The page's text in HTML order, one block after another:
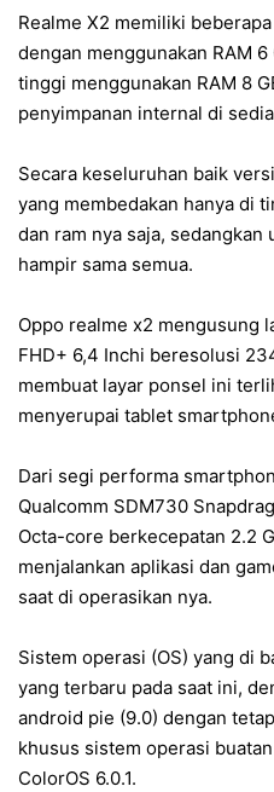
Realme X2 memiliki
dengan menggunakan RAM
tinggi menggunakan RAM 8
penyimpanan internal di
Secara keseluruhan baik
yang membedakan hanya di
dan ram nya saja,
hampir sama semua.
Oppo realme x2 mengusung
FHD+ 6,4 Inchi beresolusi
membuat layar ponsel ini
menyerupai tablet
Dari segi performa
Qualcomm SDM730
Octa-core berkecepatan 2.2
menjalankan aplikasi dan
saat di operasikan nya.
Sistem operasi (OS) yang di
yang terbaru pada saat ini,
android pie (9.0) dengan
khusus sistem operasi
ColorOS 6.0.1.